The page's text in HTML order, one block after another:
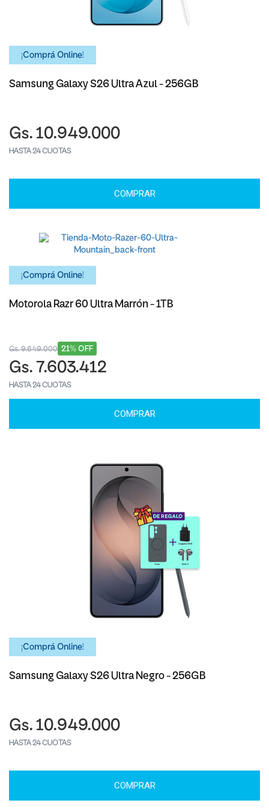
¡Comprá Online!
Samsung Galaxy S26 Ultra Azul - 256GB
Gs. 10.949.000
HASTA 24 CUOTAS
COMPRAR
¡Comprá Online!
Motorola Razr 60 Ultra Marrón - 1TB
21% OFF
Gs. 9.649.000
Gs. 7.603.412
HASTA 24 CUOTAS
COMPRAR
¡Comprá Online!
Samsung Galaxy S26 Ultra Negro - 256GB
Gs. 10.949.000
HASTA 24 CUOTAS
COMPRAR